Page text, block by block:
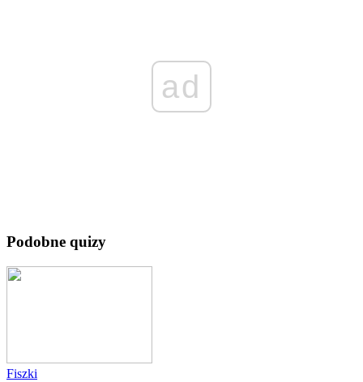
ad
Podobne quizy
Fiszki